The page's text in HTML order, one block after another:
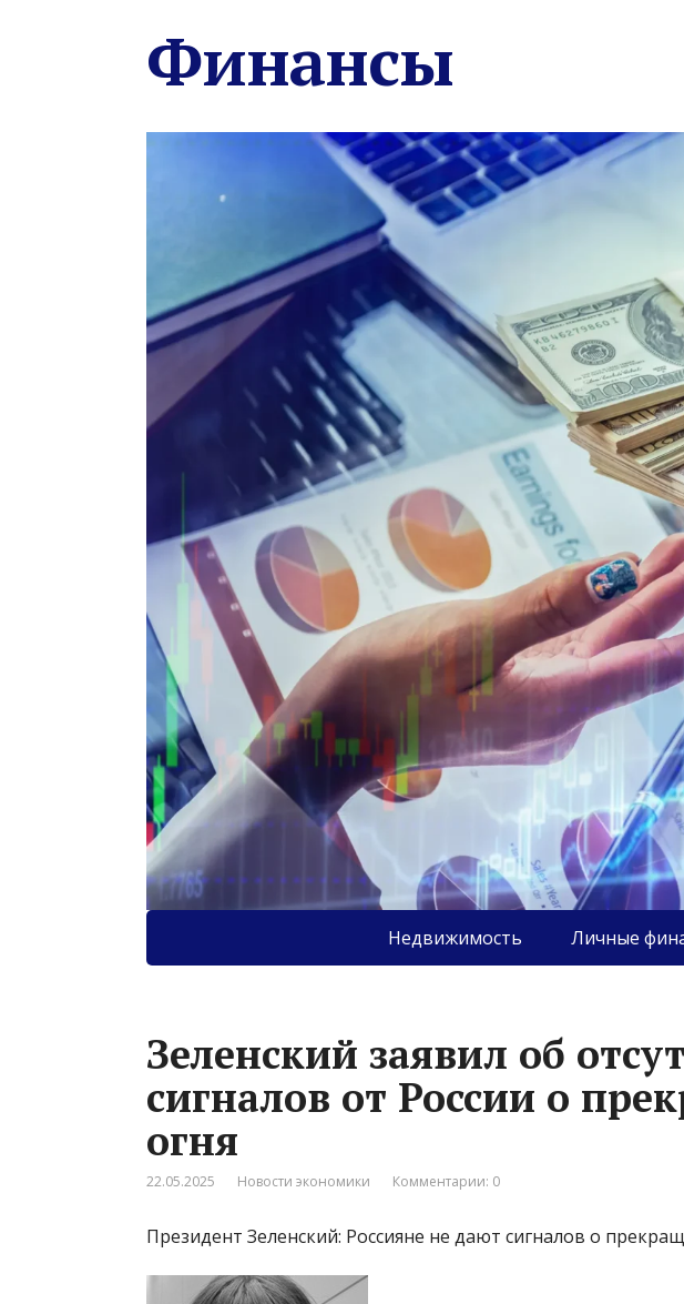
Финансы
Недвижимость Личные
Зеленский заявил об
сигналов от России о
огня
22.05.2025 Новости экономики Комментарии: 0
Президент Зеленский: Россияне не дают сигналов о